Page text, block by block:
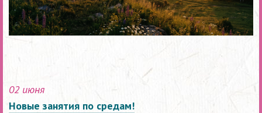
02 июня
Новые занятия по средам!